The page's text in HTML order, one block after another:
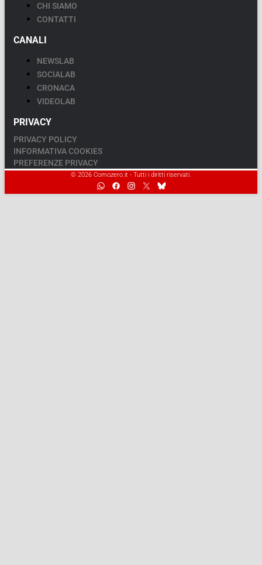
CHI SIAMO
CONTATTI
CANALI
NEWSLAB
SOCIALAB
CRONACA
VIDEOLAB
PRIVACY
PRIVACY POLICY
INFORMATIVA COOKIES
PREFERENZE PRIVACY
© 2026 Comozero.it - Tutti i diritti riservati.